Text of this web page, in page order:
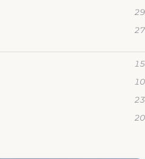
29
27
15
10
23
20